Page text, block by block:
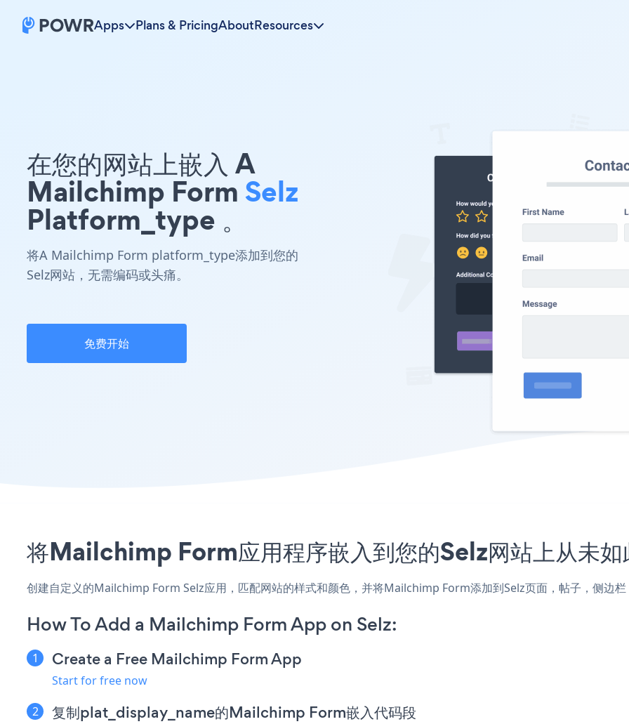
Apps Plans & PricingAboutResources
在您的网站上嵌入 A
Mailchimp Form Selz
Platform_type 。
将A Mailchimp Form platform_type添加到您的
Selz网站，无需编码或头痛。
免费开始
将Mailchimp Form应用程序嵌入到您的Selz网站上从未如
创建自定义的Mailchimp Form Selz应用，匹配网站的样式和颜色，并将Mailchimp Form添加到Selz页面，帖子，侧边栏
How To Add a Mailchimp Form App on Selz:
Create a Free Mailchimp Form App
Start for free now
复制plat_display_name的Mailchimp Form嵌入代码段